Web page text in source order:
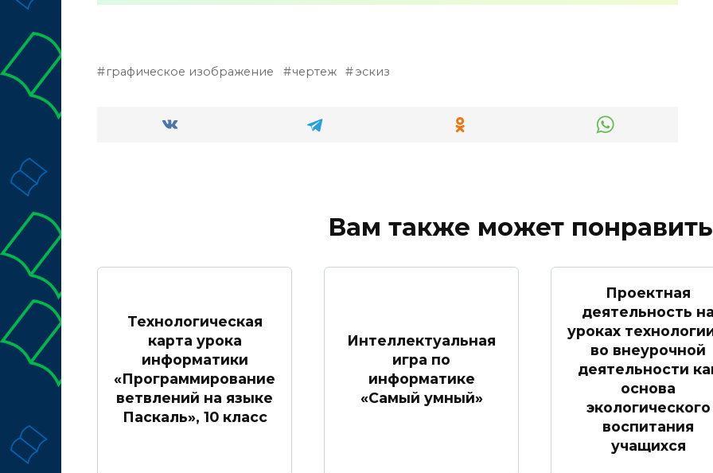
графическое изображение чертеж эскиз
Вам также может
Технологическая
карта урока
информатики
«Программирование
ветвлений на языке
Паскаль», 10 класс
Интеллектуальная
игра по
информатике
«Самый умный»
Проектная
деятельность
уроках
во внеурочной
деятельности
основа
экологического
воспитания
учащихся